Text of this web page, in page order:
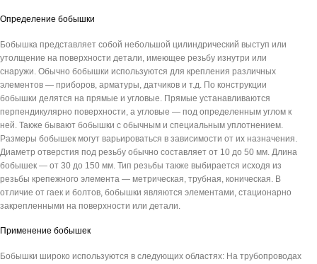
Определение бобышки
Бобышка представляет собой небольшой цилиндрический выступ или
утолщение на поверхности детали, имеющее резьбу изнутри или
снаружи. Обычно бобышки используются для крепления различных
элементов — приборов, арматуры, датчиков и т.д. По конструкции
бобышки делятся на прямые и угловые. Прямые устанавливаются
перпендикулярно поверхности, а угловые — под определенным углом к
ней. Также бывают бобышки с обычным и специальным уплотнением.
Размеры бобышек могут варьироваться в зависимости от их назначения.
Диаметр отверстия под резьбу обычно составляет от 10 до 50 мм. Длина
бобышек — от 30 до 150 мм. Тип резьбы также выбирается исходя из
резьбы крепежного элемента — метрическая, трубная, коническая. В
отличие от гаек и болтов, бобышки являются элементами, стационарно
закрепленными на поверхности или детали.
Применение бобышек
Бобышки широко используются в следующих областях: На трубопроводах